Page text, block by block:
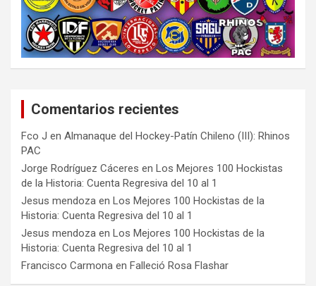
Comentarios recientes
Fco J en Almanaque del Hockey-Patín Chileno (III): Rhinos
PAC
Jorge Rodríguez Cáceres en Los Mejores 100 Hockistas
de la Historia: Cuenta Regresiva del 10 al 1
Jesus mendoza en Los Mejores 100 Hockistas de la
Historia: Cuenta Regresiva del 10 al 1
Jesus mendoza en Los Mejores 100 Hockistas de la
Historia: Cuenta Regresiva del 10 al 1
Francisco Carmona en Falleció Rosa Flashar